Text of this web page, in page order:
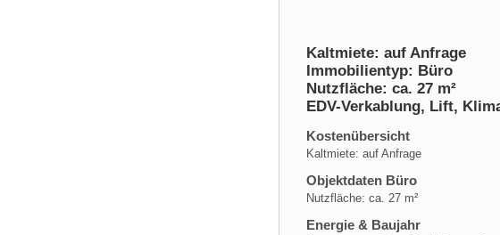
Kaltmiete: auf Anfrage
Immobilientyp: Büro
Nutzfläche: ca. 27 m²
EDV-Verkablung, Lift,
Kostenübersicht
Kaltmiete: auf Anfrage
Objektdaten Büro
Nutzfläche: ca. 27 m²
Energie & Baujahr